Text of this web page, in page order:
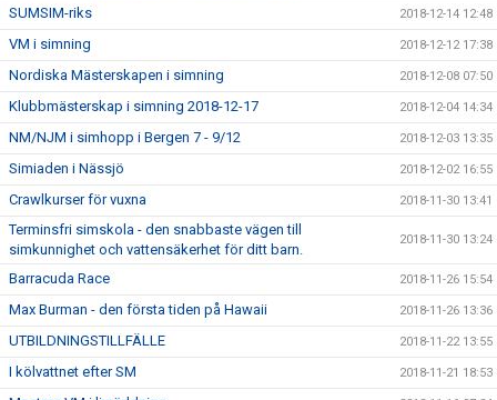
SUMSIM-riks 2018-12-14 12:48
VM i simning 2018-12-12 17:38
Nordiska Mästerskapen i simning 2018-12-08 07:50
Klubbmästerskap i simning 2018-12-17 2018-12-04 14:34
NM/NJM i simhopp i Bergen 7 - 9/12 2018-12-03 13:35
Simiaden i Nässjö 2018-12-02 16:55
Crawlkurser för vuxna 2018-11-30 13:41
Terminsfri simskola - den snabbaste vägen till
simkunnighet och vattensäkerhet för ditt barn.
2018-11-30 13:24
Barracuda Race 2018-11-26 15:54
Max Burman - den första tiden på Hawaii 2018-11-26 13:36
UTBILDNINGSTILLFÄLLE 2018-11-22 13:55
I kölvattnet efter SM 2018-11-21 18:53